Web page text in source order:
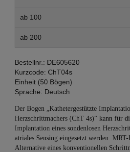
ab 100
ab 200
Bestellnr.: DE605620
Kurzcode: ChT04s
Einheit (50 Bögen)
Sprache: Deutsch
Der Bogen „Kathetergestützte
Herzschrittmachers (ChT 4s)“ kann für
Implantation eines sondenlosen
atriales Sensing eingesetzt werden.
Alternative eines konventionellen